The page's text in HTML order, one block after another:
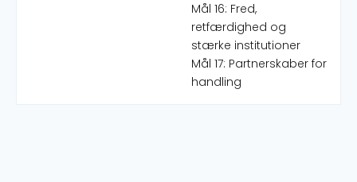
Mål 16: Fred,
retfærdighed og
stærke institutioner
Mål 17: Partnerskaber for
handling